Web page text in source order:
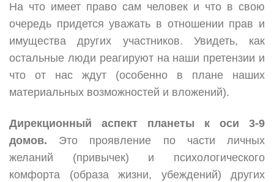
На что имеет право сам человек и что в свою
очередь придется уважать в отношении прав и
имущества других участников. Увидеть, как
остальные люди реагируют на наши претензии и
что от нас ждут (особенно в плане наших
материальных возможностей и вложений).
Дирекционный аспект планеты к оси 3-9
домов. Это проявление по части личных
желаний (привычек) и психологического
комфорта (образа жизни, убеждений) других